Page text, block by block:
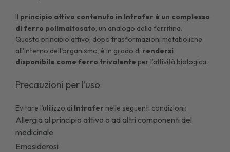
Il principio attivo contenuto in Intrafer è un complesso
di ferro polimaltosato, un analogo della ferritina.
Questo principio attivo, dopo trasformazioni metaboliche
all'interno dell'organismo, è in grado di rendersi
disponibile come ferro trivalente per l’attività biologica.
Precauzioni per l’uso
Evitare l’utilizzo di Intrafer nelle seguenti condizioni:
Allergia al principio attivo o ad altri componenti del
medicinale
Emosiderosi